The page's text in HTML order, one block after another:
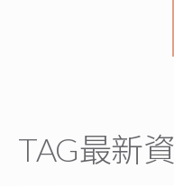
TAG最新